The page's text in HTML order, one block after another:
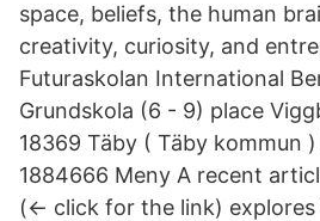
space, beliefs, the human
creativity, curiosity, and
Futuraskolan International
Grundskola (6 - 9) place
18369 Täby ( Täby kommun
1884666 Meny A recent
(<- click for the link)